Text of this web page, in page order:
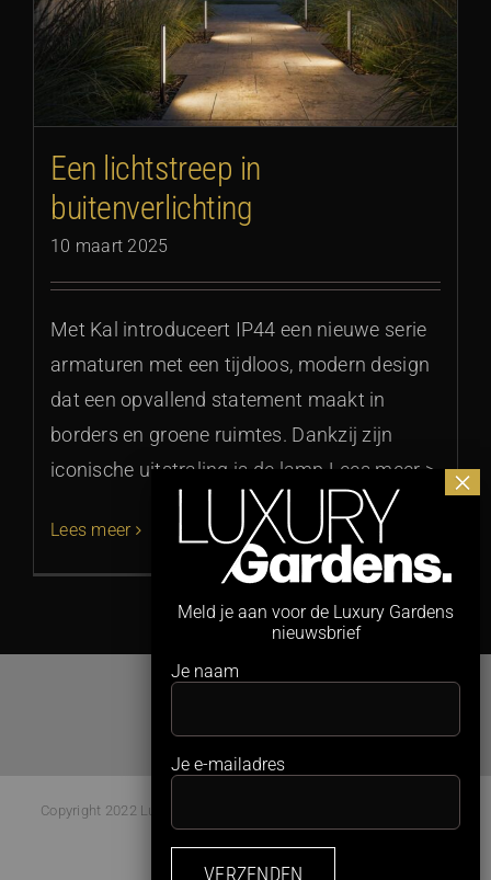
Een lichtstreep in
buitenverlichting
10 maart 2025
Met Kal introduceert IP44 een nieuwe serie
armaturen met een tijdloos, modern design
dat een opvallend statement maakt in
borders en groene ruimtes. Dankzij zijn
iconische uitstraling is de lamp Lees meer >
Lees meer
Copyright 2022 Luxury Gardens Magazine | All Rights Reserved |
Meld je aan voor de Luxury Gardens
nieuwsbrief
Je naam
Je e-mailadres